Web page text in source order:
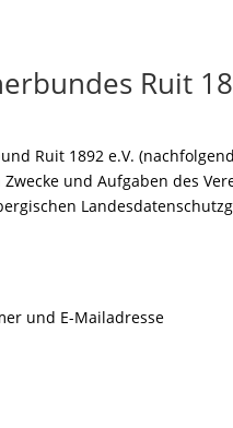
Ruit
Ruit 1892 e.V.
und Aufgaben des
und E-Mailadresse